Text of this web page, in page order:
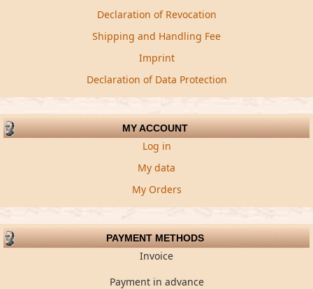
Declaration of Revocation
Shipping and Handling Fee
Imprint
Declaration of Data Protection
MY ACCOUNT
Log in
My data
My Orders
PAYMENT METHODS
Invoice
Payment in advance